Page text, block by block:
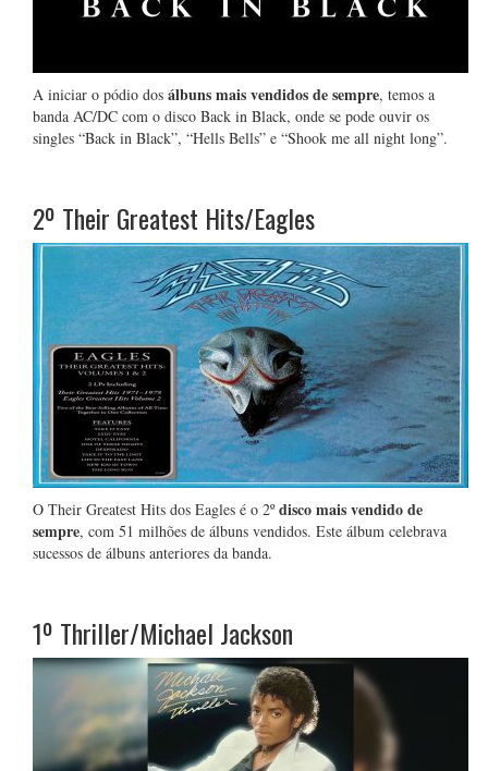
A iniciar o pódio dos álbuns mais vendidos de sempre, temos a
banda AC/DC com o disco Back in Black, onde se pode ouvir os
singles “Back in Black”, “Hells Bells” e “Shook me all night long”.
2º Their Greatest Hits/Eagles
O Their Greatest Hits dos Eagles é o 2ºdisco mais vendido de
sempre, com 51 milhões de álbuns vendidos. Este álbum celebrava
sucessos de álbuns anteriores da banda.
1º Thriller/Michael Jackson